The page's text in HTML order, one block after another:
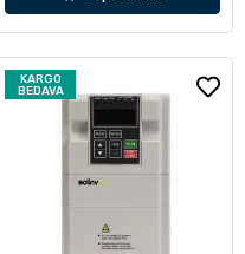
KARGO
BEDAVA